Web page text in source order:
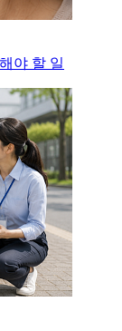
야 할 일